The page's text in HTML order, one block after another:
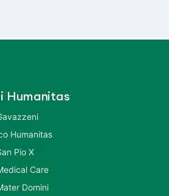
Humanitas
Humanitas
Pio X
Care
Domini